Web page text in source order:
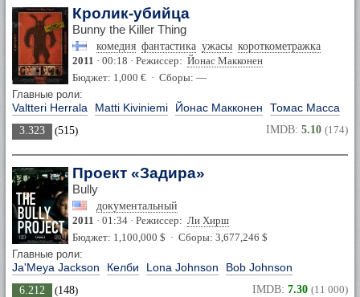
Кролик-убийца
Bunny the Killer Thing
комедия фантастика ужасы короткометражка
2011 · 00:18 · Режиссер: Йонас Макконен
Бюджет: 1,000 € · Сборы: —
Главные роли:
Valtteri Herrala Matti Kiviniemi Йонас Макконен Томас Масса
3.323 (515) IMDB: 5.10 (174)
Проект «Задира»
Bully
документальный
2011 · 01:34 · Режиссер: Ли Хирш
Бюджет: 1,100,000 $ · Сборы: 3,677,246 $
Главные роли:
Ja'Meya Jackson Келби Lona Johnson Bob Johnson
6.212 (148) IMDB: 7.30 (11 000)